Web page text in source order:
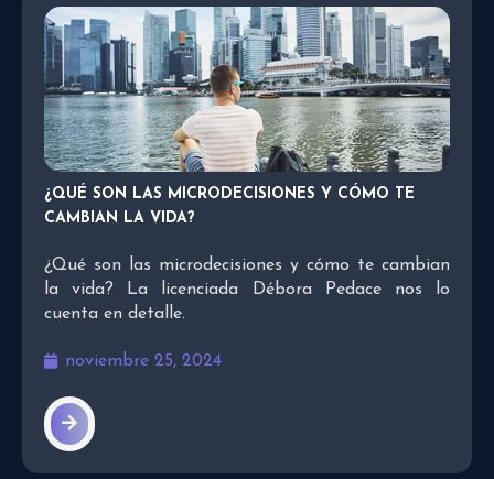
¿QUÉ SON LAS MICRODECISIONES Y CÓMO TE
CAMBIAN LA VIDA?
¿Qué son las microdecisiones y cómo te cambian
la vida? La licenciada Débora Pedace nos lo
cuenta en detalle.
noviembre 25, 2024